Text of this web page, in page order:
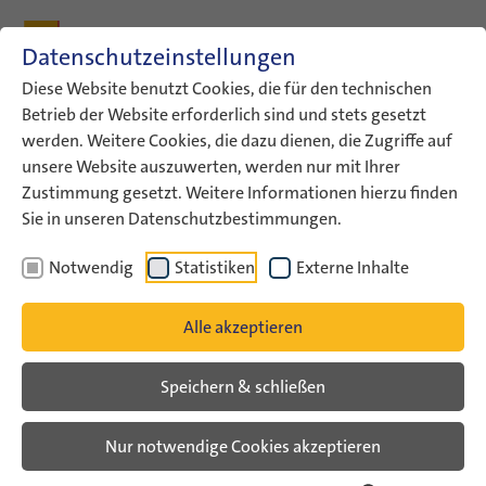
Datenschutzeinstellungen
Diese Website benutzt Cookies, die für den technischen
Betrieb der Website erforderlich sind und stets gesetzt
werden. Weitere Cookies, die dazu dienen, die Zugriffe auf
unsere Website auszuwerten, werden nur mit Ihrer
Zustimmung gesetzt. Weitere Informationen hierzu finden
Sie in unseren Datenschutzbestimmungen.
Notwendig Statistiken Externe Inhalte
Alle akzeptieren
Speichern & schließen
Nur notwendige Cookies akzeptieren
ConAct Über uns Archiv
Veranstaltungsarchiv
Parlamentarischer Abend zur…
Veranstaltungsarchiv
Parlamentarischer Abend zur
Internationalen Jugendarbeit
Veranstaltungsarchiv
Unter dem Motto Dialog als Prinzip -